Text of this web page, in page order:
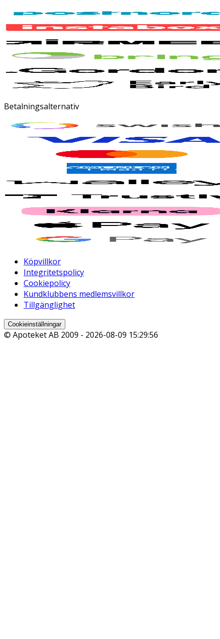
Betalningsalternativ
Köpvillkor
Integritetspolicy
Cookiepolicy
Kundklubbens medlemsvillkor
Tillgänglighet
Cookieinställningar
© Apoteket AB 2009 - 2026-08-09 15:29:56